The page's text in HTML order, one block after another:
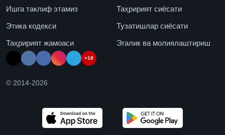
Ишга таклиф этамиз
Таҳририят сиёсати
Этика кодекси
Тузатишлар сиёсати
Таҳририят жамоаси
Эгалик ва молиялаштириш
+18
© 2014-2026